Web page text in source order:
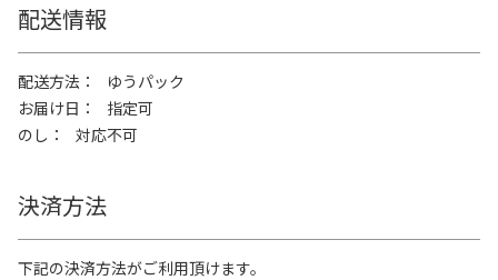
配送情報
配送方法
ゆうパック
お届け日
指定可
のし
対応不可
決済方法
下記の決済方法がご利用頂けます。